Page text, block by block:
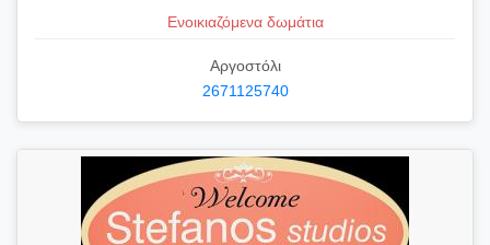
Ενοικιαζόμενα δωμάτια
Αργοστόλι
2671125740